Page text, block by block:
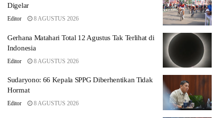
Digelar
Editor 8 AGUSTUS 2026
Gerhana Matahari Total 12 Agustus Tak Terlihat di
Indonesia
Editor 8 AGUSTUS 2026
Sudaryono: 66 Kepala SPPG Diberhentikan Tidak
Hormat
Editor 8 AGUSTUS 2026